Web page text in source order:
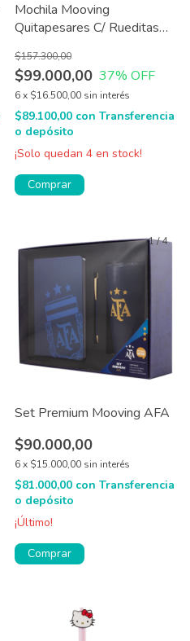
Mochila Mooving
Quitapesares C/ Rueditas
$99.000,00
$157.300,00
37% OFF
6x $16.500,00 sin interés
$89.100,00 con Transferencia
o depósito
¡Solo quedan 4 en stock!
Comprar
1/4
Set Premium Mooving AFA
$90.000,00
6x $15.000,00 sin interés
$81.000,00 con Transferencia
o depósito
¡Último!